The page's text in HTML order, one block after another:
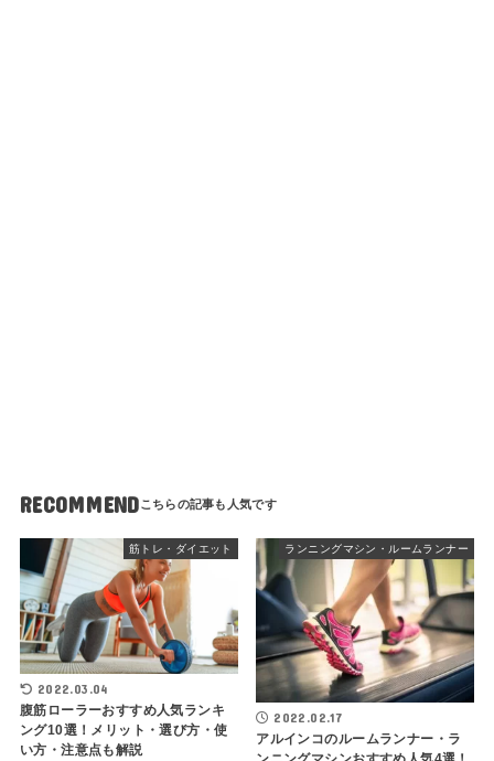
RECOMMEND
筋トレ・ダイエット
2022.03.04
腹筋ローラーおすすめ人気ランキ
ング10選！メリット・選び方・使
い方・注意点も解説
ランニングマシン・ルームランナー
2022.02.17
アルインコのルームランナー・ラ